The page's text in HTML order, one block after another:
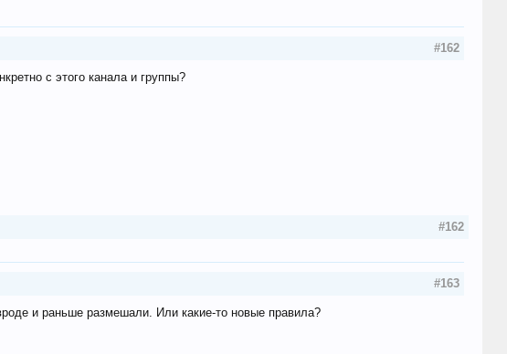
#162
с этого канала и группы?
#162
#163
и раньше размешали. Или какие-то новые правила?